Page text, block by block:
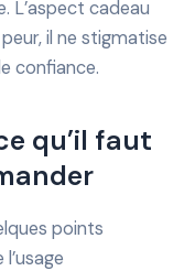
L’aspect cadeau
il ne stigmatise
confiance.
qu’il faut
points